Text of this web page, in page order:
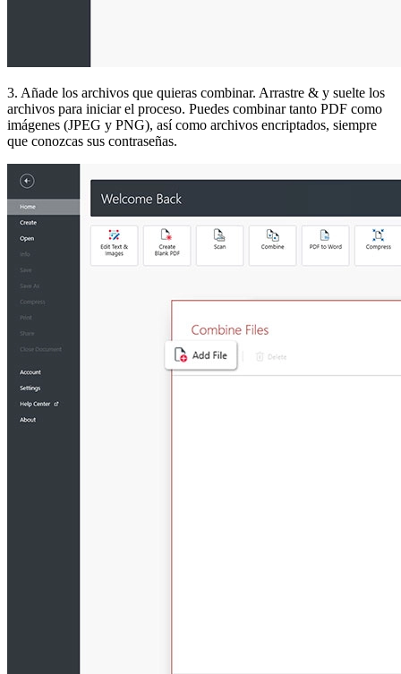
3. Añade los archivos que quieras combinar. Arrastre & y suelte los
archivos para iniciar el proceso. Puedes combinar tanto PDF como
imágenes (JPEG y PNG), así como archivos encriptados, siempre
que conozcas sus contraseñas.